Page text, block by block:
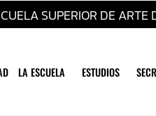
SUPERIOR DE
LA ESCUELA ESTUDIOS